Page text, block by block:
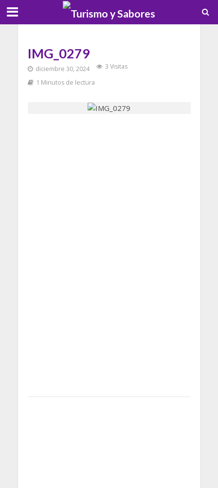
IMG_0279
diciembre 30, 2024
3 Visitas
1 Minutos de lectura